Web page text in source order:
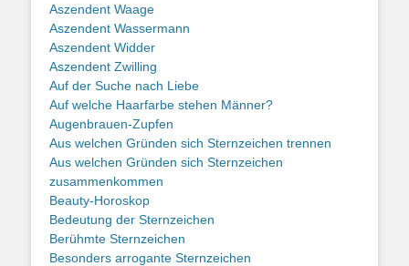
Aszendent Waage
Aszendent Wassermann
Aszendent Widder
Aszendent Zwilling
Auf der Suche nach Liebe
Auf welche Haarfarbe stehen Männer?
Augenbrauen-Zupfen
Aus welchen Gründen sich Sternzeichen trennen
Aus welchen Gründen sich Sternzeichen
zusammenkommen
Beauty-Horoskop
Bedeutung der Sternzeichen
Berühmte Sternzeichen
Besonders arrogante Sternzeichen